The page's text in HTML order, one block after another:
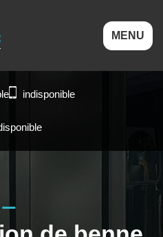
MENU
indisponible